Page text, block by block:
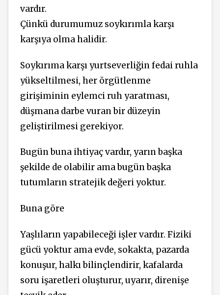
vardır.
Çünkü durumumuz soykırımla karşı
karşıya olma halidir.
Soykırıma karşı yurtseverliğin fedai ruhla
yükseltilmesi, her örgütlenme
girişiminin eylemci ruh yaratması,
düşmana darbe vuran bir düzeyin
geliştirilmesi gerekiyor.
Bugün buna ihtiyaç vardır, yarın başka
şekilde de olabilir ama bugün başka
tutumların stratejik değeri yoktur.
Buna göre
Yaşlıların yapabileceği işler vardır. Fiziki
gücü yoktur ama evde, sokakta, pazarda
konuşur, halkı bilinçlendirir, kafalarda
soru işaretleri oluşturur, uyarır, direnişe